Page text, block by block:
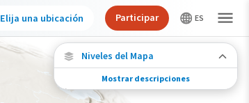
Niveles del Mapa
Conexiones de especies
Mostrar descripciones
Elija una ubicación Participar